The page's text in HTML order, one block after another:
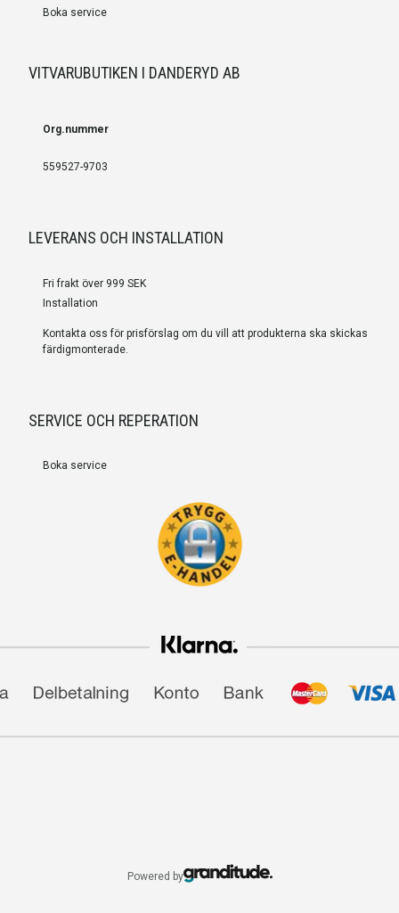
Boka service
VITVARUBUTIKEN I DANDERYD AB
Org.nummer
559527-9703
LEVERANS OCH INSTALLATION
Fri frakt över 999 SEK
Installation
Kontakta oss för prisförslag om du vill att produkterna ska skickas
färdigmonterade.
SERVICE OCH REPERATION
Boka service
Powered by